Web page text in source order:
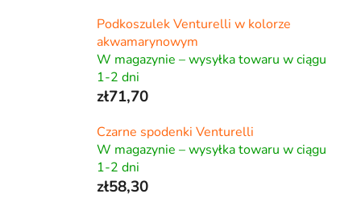
Podkoszulek Venturelli w kolorze
akwamarynowym
W magazynie – wysyłka towaru w ciągu
1-2 dni
zł71,70
Czarne spodenki Venturelli
W magazynie – wysyłka towaru w ciągu
1-2 dni
zł58,30